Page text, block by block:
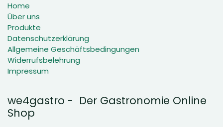
Home
Über uns
Produkte
Datenschutzerklärung
Allgemeine Geschäftsbedingungen
Widerrufsbelehrung
Impressum
we4gastro - Der Gastronomie Online
Shop